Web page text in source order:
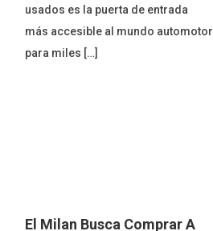
usados es la puerta de entrada
más accesible al mundo automotor
para miles […]
El Milan Busca Comprar A